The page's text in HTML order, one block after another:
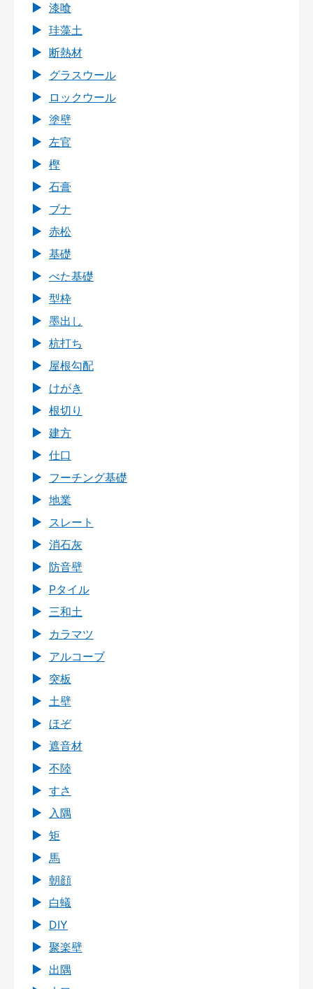
漆喰
珪藻土
断熱材
グラスウール
ロックウール
塗壁
左官
樫
石膏
ブナ
赤松
基礎
べた基礎
型枠
墨出し
杭打ち
屋根勾配
けがき
根切り
建方
仕口
フーチング基礎
地業
スレート
消石灰
防音壁
Pタイル
三和土
カラマツ
アルコーブ
突板
土壁
ほぞ
遮音材
不陸
すさ
入隅
矩
馬
朝顔
白蟻
DIY
聚楽壁
出隅